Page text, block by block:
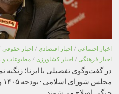
اخبار اجتماعی / اخبار اقتصادی / اخبار حقوقی
اخبار فرهنگی / اخبار کشاورزی / مطبوعات و
در گفت‌وگوی تفصیلی با ایرنا؛ زنگنه